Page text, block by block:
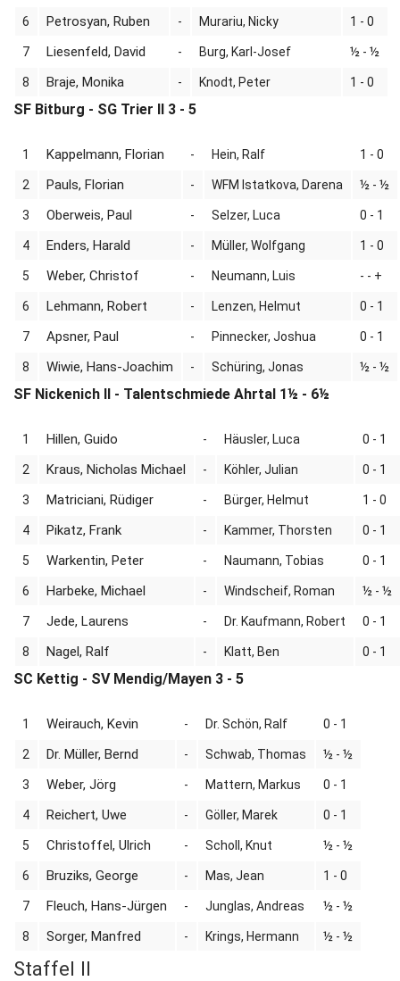
6 Petrosyan, Ruben - Murariu, Nicky 1 - 0
7 Liesenfeld, David - Burg, Karl-Josef ½ - ½
8 Braje, Monika - Knodt, Peter 1 - 0
SF Bitburg - SG Trier II 3 - 5
1 Kappelmann, Florian - Hein, Ralf 1 - 0
2 Pauls, Florian - WFM Istatkova, Darena ½ - ½
3 Oberweis, Paul - Selzer, Luca 0 - 1
4 Enders, Harald - Müller, Wolfgang 1 - 0
5 Weber, Christof - Neumann, Luis - - +
6 Lehmann, Robert - Lenzen, Helmut 0 - 1
7 Apsner, Paul - Pinnecker, Joshua 0 - 1
8 Wiwie, Hans-Joachim - Schüring, Jonas ½ - ½
SF Nickenich II - Talentschmiede Ahrtal 1½ - 6½
1 Hillen, Guido - Häusler, Luca 0 - 1
2 Kraus, Nicholas Michael - Köhler, Julian 0 - 1
3 Matriciani, Rüdiger - Bürger, Helmut 1 - 0
4 Pikatz, Frank - Kammer, Thorsten 0 - 1
5 Warkentin, Peter - Naumann, Tobias 0 - 1
6 Harbeke, Michael - Windscheif, Roman ½ - ½
7 Jede, Laurens - Dr. Kaufmann, Robert 0 - 1
8 Nagel, Ralf - Klatt, Ben 0 - 1
SC Kettig - SV Mendig/Mayen 3 - 5
1 Weirauch, Kevin - Dr. Schön, Ralf 0 - 1
2 Dr. Müller, Bernd - Schwab, Thomas ½ - ½
3 Weber, Jörg - Mattern, Markus 0 - 1
4 Reichert, Uwe - Göller, Marek 0 - 1
5 Christoffel, Ulrich - Scholl, Knut ½ - ½
6 Bruziks, George - Mas, Jean 1 - 0
7 Fleuch, Hans-Jürgen - Junglas, Andreas ½ - ½
8 Sorger, Manfred - Krings, Hermann ½ - ½
Staffel II